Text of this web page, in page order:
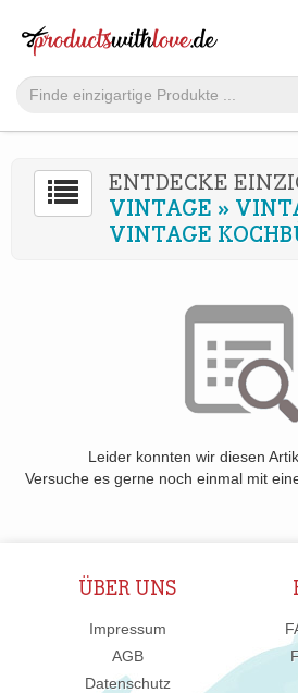
ENTDECKE
VINTAGE »
VINTAGE
Leider konnten wir diesen
Versuche es gerne noch einmal mit
ÜBER UNS
Impressum
AGB
Datenschutz